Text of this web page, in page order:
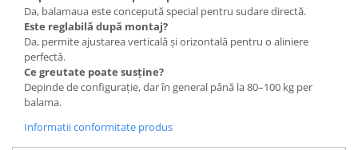
Casa, Gradina
Accesorii agricole
Accesorii gard electric
Accesorii irigat
Candele / Rezerve / Lumanari
Da, balamaua este concepută special pentru sudare directă.
Este reglabilă după montaj?
Da, permite ajustarea verticală și orizontală pentru o aliniere
perfectă.
Ce greutate poate susține?
Depinde de configurație, dar în general până la 80–100 kg per
balama.
Informatii conformitate produs